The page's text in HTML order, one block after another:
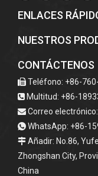
ENLACES
NUESTROS
CONTÁCTENOS
 Teléfono: +86-
 Multitud: +86-
 Correo electrónico:
 WhatsApp: +86-
 Añadir: No.86,
Zhongshan City,
China